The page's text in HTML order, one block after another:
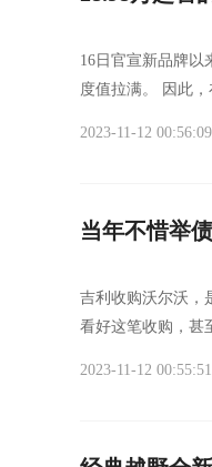
16日官宣新品牌以
度值拉满。 因此
2023-11-12 00:56:09
当年不惜举
吉利收购沃尔沃，
看好这笔收购，甚
2023-11-12 00:55:51